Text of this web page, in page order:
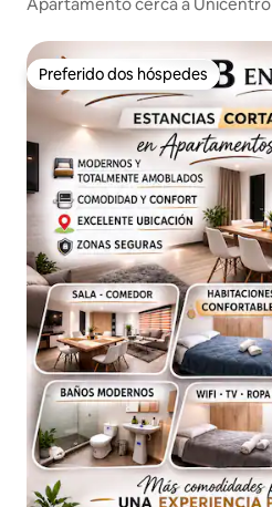
Preferido dos hóspedes
Preferido dos hóspedes